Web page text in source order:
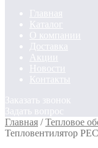
Главная
Каталог
О компании
Доставка
Акции
Новости
Контакты
Заказать звонок
Задать вопрос
Главная /Тепловое
Тепловентилятор